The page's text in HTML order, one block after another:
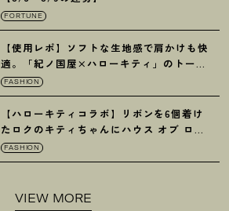
FORTUNE
【使用レポ】ソフトな生地感で肩かけも快
適。「紀ノ国屋×ハローキティ」のトート
がガシガシ使えて最高です
FASHION
【ハローキティコラボ】リボンを6個着け
たロクのキティちゃんにハウス オブ ロー
ゼの限定パケも
FASHION
VIEW MORE